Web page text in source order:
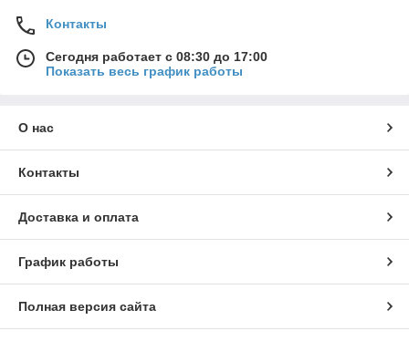
Контакты
Сегодня работает с 08:30 до 17:00
Показать весь график работы
О нас
Контакты
Доставка и оплата
График работы
Полная версия сайта